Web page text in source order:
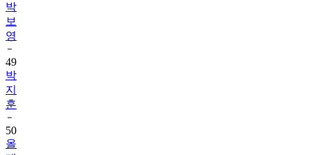
박
보
영
49
박
지
훈
50
올